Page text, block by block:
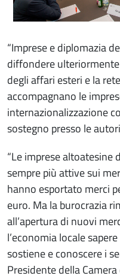
“Imprese e diplomazia
diffondere ulteriormente
degli affari esteri e la
accompagnano le
internazionalizzazione
sostegno presso le
“Le imprese
sempre più attive sui
hanno esportato merci
euro. Ma la burocrazia
all’apertura di nuovi
l’economia locale
sostiene e conoscere i
Presidente della